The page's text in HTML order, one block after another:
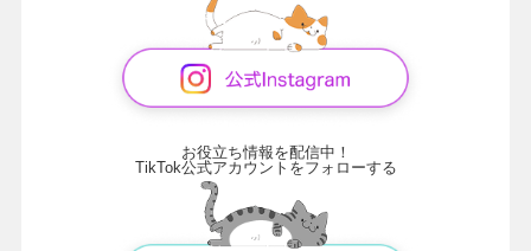
お役立ち情報を配信中！
TikTok公式アカウントをフォローする